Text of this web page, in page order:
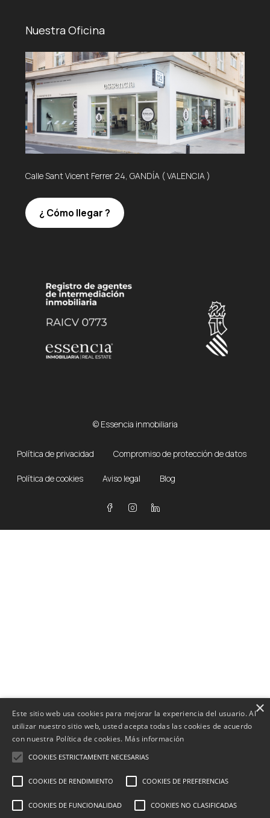
Nuestra Oficina
Calle Sant Vicent Ferrer 24, GANDÍA ( VALENCIA )
¿ Cómo llegar ?
© Essencia inmobiliaria
Política de privacidad Compromiso de protección de datos
Política de cookies Aviso legal Blog
×
Este sitio web usa cookies para mejorar la experiencia del usuario. Al
utilizar nuestro sitio web, usted acepta todas las cookies de acuerdo
con nuestra Política de cookies. Más información
COOKIES ESTRICTAMENTE NECESARIAS
COOKIES DE RENDIMIENTO COOKIES DE PREFERENCIAS
COOKIES DE FUNCIONALIDAD COOKIES NO CLASIFICADAS